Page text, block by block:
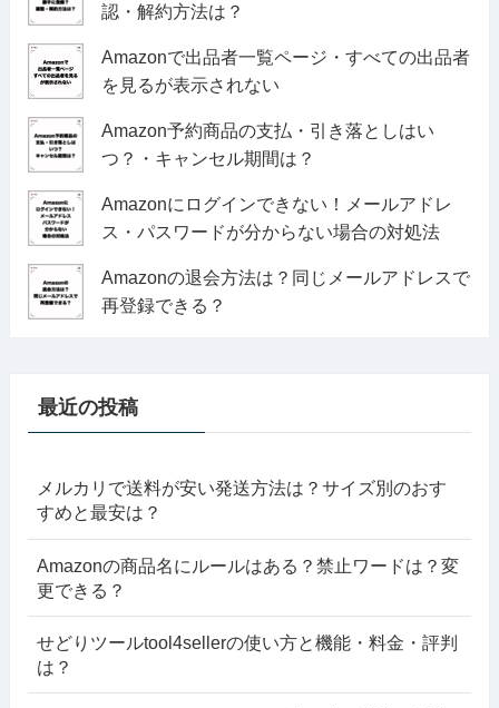
認・解約方法は？
Amazonで出品者一覧ページ・すべての出品者
を見るが表示されない
Amazon予約商品の支払・引き落としはい
つ？・キャンセル期間は？
Amazonにログインできない！メールアドレ
ス・パスワードが分からない場合の対処法
Amazonの退会方法は？同じメールアドレスで
再登録できる？
最近の投稿
メルカリで送料が安い発送方法は？サイズ別のおす
すめと最安は？
Amazonの商品名にルールはある？禁止ワードは？変
更できる？
せどりツールtool4sellerの使い方と機能・料金・評判
は？